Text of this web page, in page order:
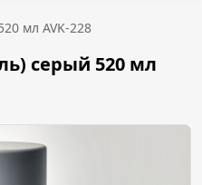
мл AVK-228
серый 520 мл